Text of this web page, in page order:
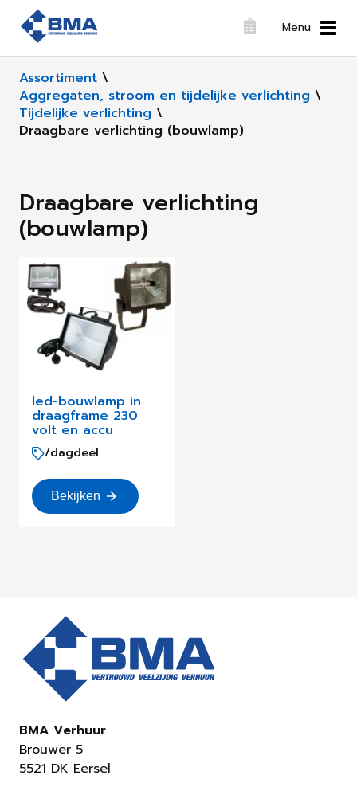
Menu
Assortiment \
Aggregaten, stroom en tijdelijke verlichting \
Tijdelijke verlichting \
Draagbare verlichting (bouwlamp)
Draagbare verlichting
(bouwlamp)
led-bouwlamp in
draagframe 230
volt en accu
/dagdeel
Bekijken
BMA Verhuur
Brouwer 5
5521 DK Eersel